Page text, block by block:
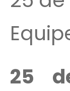
25